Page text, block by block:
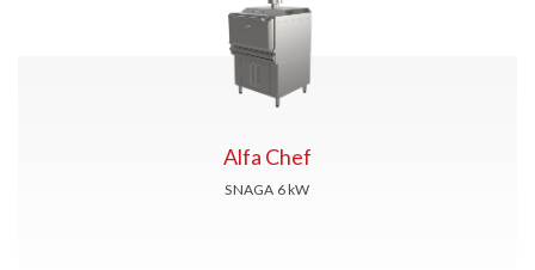
Alfa Chef
SNAGA 6kW